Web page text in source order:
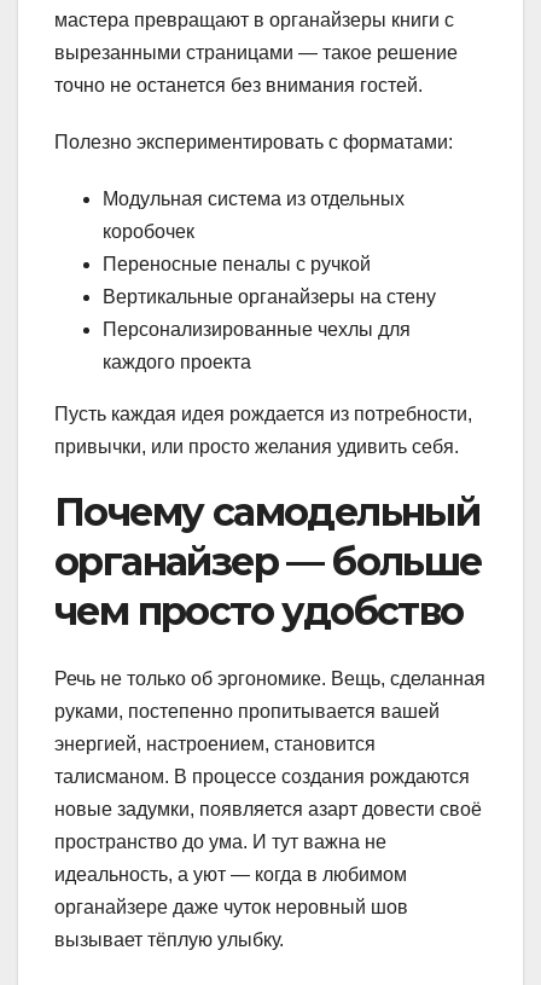
мастера превращают в органайзеры книги с
вырезанными страницами — такое решение
точно не останется без внимания гостей.
Полезно экспериментировать с форматами:
Модульная система из отдельных
коробочек
Переносные пеналы с ручкой
Вертикальные органайзеры на стену
Персонализированные чехлы для
каждого проекта
Пусть каждая идея рождается из потребности,
привычки, или просто желания удивить себя.
Почему самодельный
органайзер — больше
чем просто удобство
Речь не только об эргономике. Вещь, сделанная
руками, постепенно пропитывается вашей
энергией, настроением, становится
талисманом. В процессе создания рождаются
новые задумки, появляется азарт довести своё
пространство до ума. И тут важна не
идеальность, а уют — когда в любимом
органайзере даже чуток неровный шов
вызывает тёплую улыбку.